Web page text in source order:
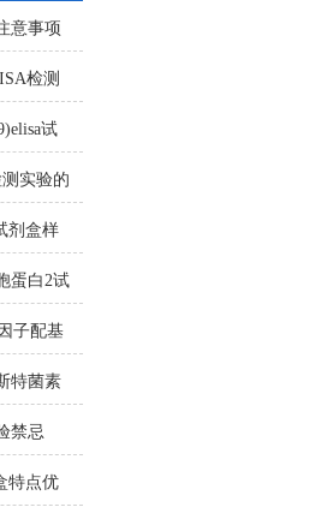
意事项
检测
试
实验的
剂盒​样
蛋白2试
项
子配基
特菌素
盒​反
禁忌
特点优